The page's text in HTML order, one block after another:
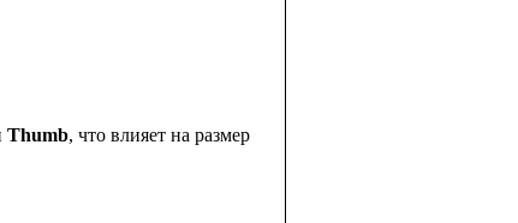
Thumb, что влияет на размер